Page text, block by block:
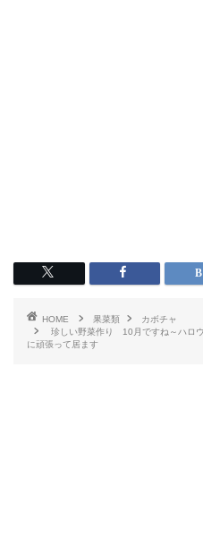
HOME 果菜類
カボチャ
珍しい野菜作り 10月ですね～ハロ
に頑張って居ます